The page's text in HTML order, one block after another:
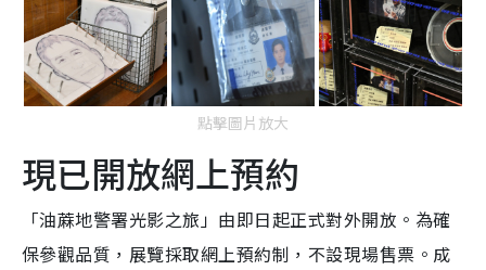
點擊圖片放大
現已開放網上預約
「油蔴地警署光影之旅」由即日起正式對外開放。為確
保參觀品質，展覽採取網上預約制，不設現場售票。成